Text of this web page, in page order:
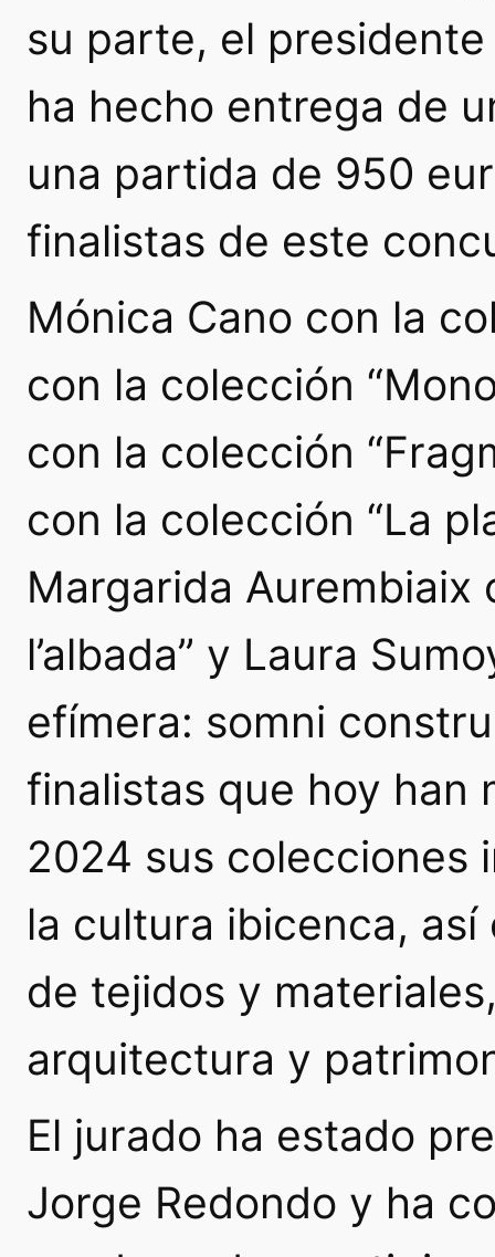
su parte, el
ha hecho entrega de
una partida de 950
finalistas de este
Mónica Cano con la
con la colección
con la colección
con la colección “La
Margarida Aurembiaix
l’albada” y Laura
efímera: somni
finalistas que hoy han
2024 sus colecciones
la cultura ibicenca,
de tejidos y
arquitectura y
El jurado ha estado
Jorge Redondo y ha